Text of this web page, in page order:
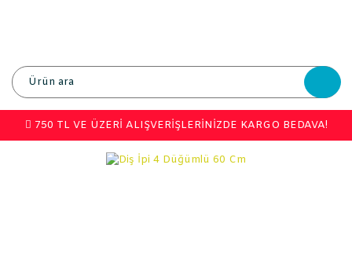
750 TL VE ÜZERİ ALIŞVERİŞLERİNİZDE KARGO BEDAVA!